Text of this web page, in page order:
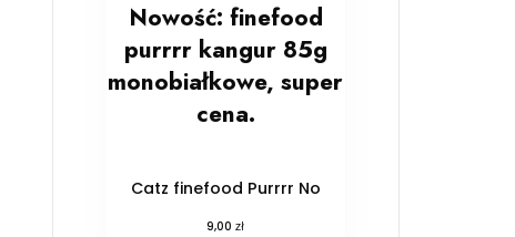
Nowość: finefood
purrrr kangur 85g
monobiałkowe, super
cena.
Catz finefood Purrrr No
9,00zł